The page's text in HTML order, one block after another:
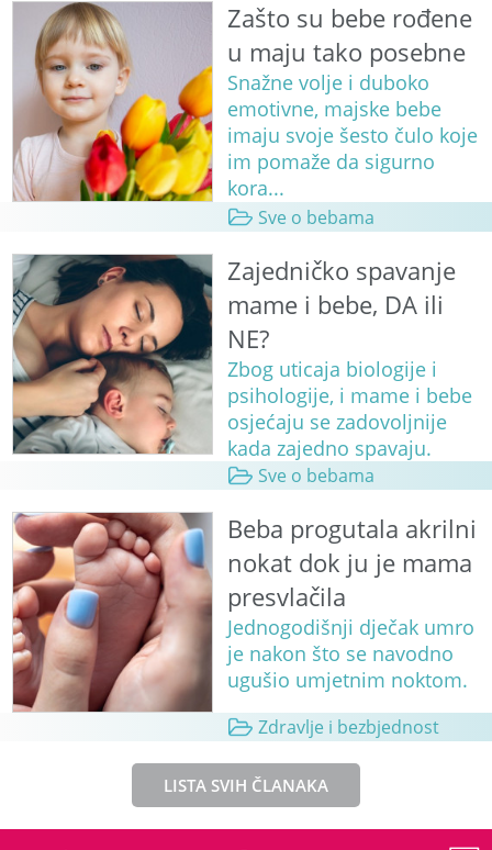
Zašto su bebe rođene
u maju tako posebne
Snažne volje i duboko
emotivne, majske bebe
imaju svoje šesto čulo koje
im pomaže da sigurno
kora...
Sve o bebama
Zajedničko spavanje
mame i bebe, DA ili
NE?
Zbog uticaja biologije i
psihologije, i mame i bebe
osjećaju se zadovoljnije
kada zajedno spavaju.
Sve o bebama
Beba progutala akrilni
nokat dok ju je mama
presvlačila
Jednogodišnji dječak umro
je nakon što se navodno
ugušio umjetnim noktom.
Zdravlje i bezbjednost
LISTA SVIH ČLANAKA